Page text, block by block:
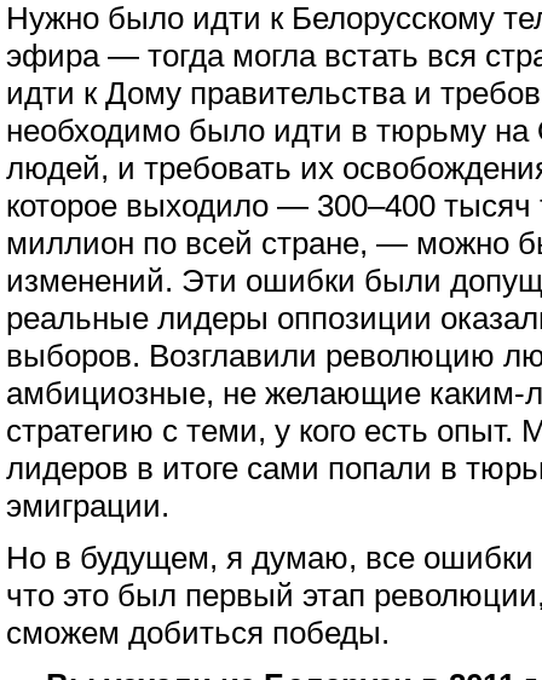
Нужно было идти к Белорусскому
эфира — тогда могла встать вся
идти к Дому правительства и
необходимо было идти в тюрьму на
людей, и требовать их
которое выходило — 300–400 тысяч
миллион по всей стране, — можно
изменений. Эти ошибки были
реальные лидеры оппозиции
выборов. Возглавили революцию
амбициозные, не желающие каким-
стратегию с теми, у кого есть опыт.
лидеров в итоге сами попали в
эмиграции.
Но в будущем, я думаю, все ошибки
что это был первый этап
сможем добиться победы.